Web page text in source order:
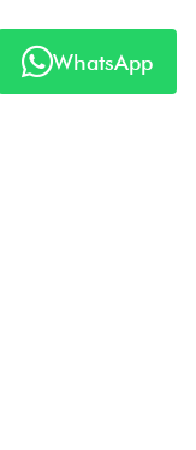
WhatsApp